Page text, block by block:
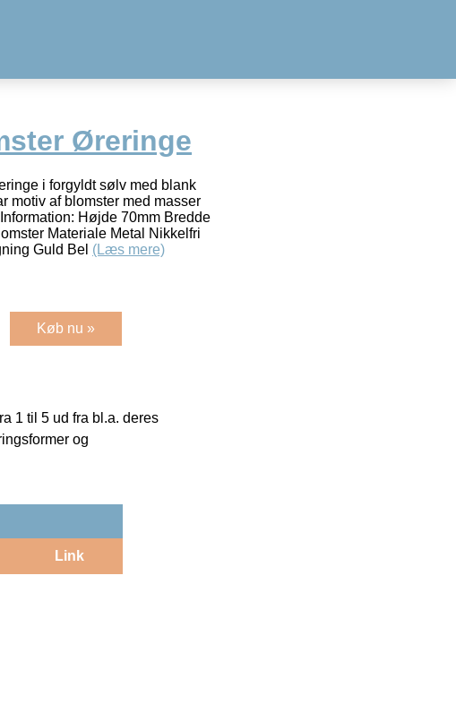
Øreringe
i forgyldt sølv med blank
motiv af blomster med masser
Højde 70mm Bredde
Materiale Metal Nikkelfri
Guld Bel (Læs mere)
Køb nu »
1 til 5 ud fra bl.a. deres
og
Link